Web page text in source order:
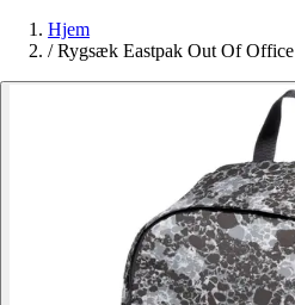
Hjem
/ Rygsæk Eastpak Out Of Office